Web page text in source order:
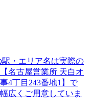
・エリア名は実際の
名古屋営業所 天白オ
4丁目243番地1】で
広くご用意していま